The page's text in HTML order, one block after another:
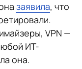
заявила, что
VPN —
ИТ-
она.